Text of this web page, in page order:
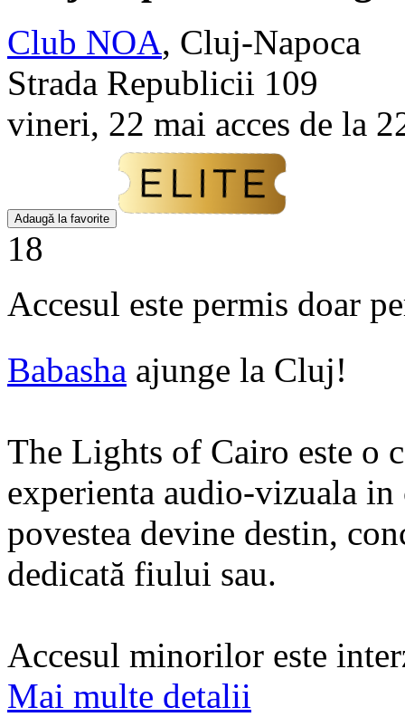
Club NOA, Cluj-Napoca
Strada Republicii 109
vineri, 22 mai acces de la
Adaugă la favorite
18
Accesul este permis doar
Babasha ajunge la Cluj!
The Lights of Cairo este o
experienta audio-vizuala in
povestea devine destin,
dedicată fiului sau.
Accesul minorilor este
Mai multe detalii